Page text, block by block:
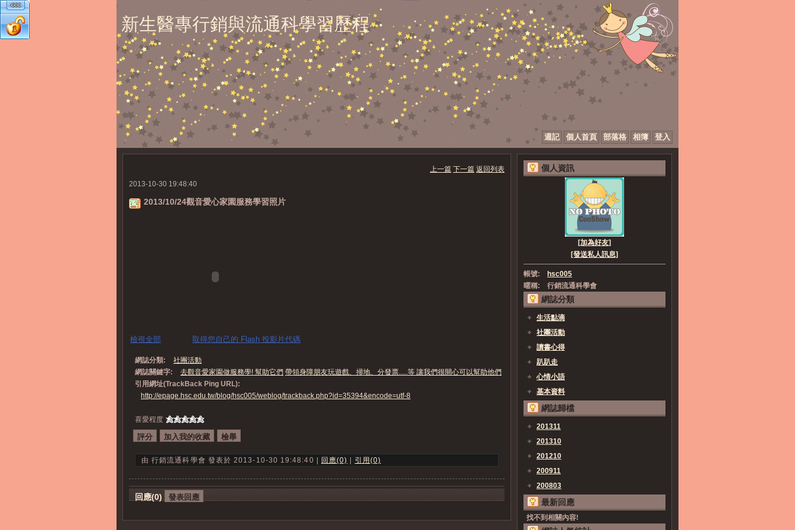
新生醫專行銷與流通科學習歷程
週記 個人首頁 部落格 相簿 登入
上一篇 下一篇 返回列表
2013-10-30 19:48:40
2013/10/24觀音愛心家園服務學習照片
檢視全部 取得您自己的 Flash 投影片代碼
網誌分類:
社團活動
網誌關鍵字:
去觀音愛家園做服務學! 幫助它們 帶領身障朋友玩遊戲、掃地、分發票.....等 讓我們很開心可以幫助他們
引用網址(TrackBack Ping URL):
http://epage.hsc.edu.tw/blog/hsc005/weblog/trackback.php?id=35394&encode=utf-8
喜愛程度
由 行銷流通科學會 發表於 2013-10-30 19:48:40 | 回應(0) 引用(0)
回應(0)
個人資訊
[加為好友]
[發送私人訊息]
帳號:
hsc005
暱稱:
行銷流通科學會
網誌分類
生活點滴
社團活動
讀書心得
趴趴走
心情小語
基本資料
網誌歸檔
201311
201310
201210
200911
200803
最新回應
找不到相關內容!